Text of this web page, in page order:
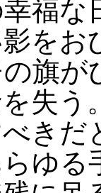
幸福な
をお
旗が
失う
きだ
ゆる